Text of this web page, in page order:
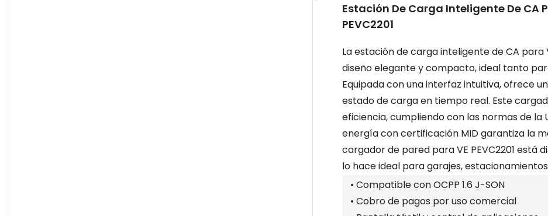
Estación De Carga Inteligente De CA
PEVC2201
La estación de carga inteligente de CA para
diseño elegante y compacto, ideal tanto
Equipada con una interfaz intuitiva, ofrece
estado de carga en tiempo real. Este
eficiencia, cumpliendo con las normas de la
energía con certificación MID garantiza la
cargador de pared para VE PEVC2201 está
lo hace ideal para garajes,
• Compatible con OCPP 1.6 J-SON
• Cobro de pagos por uso comercial